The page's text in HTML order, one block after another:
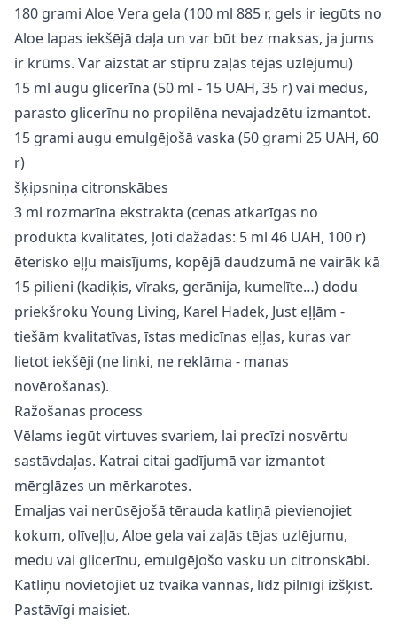
180 grami Aloe Vera gela (100 ml 885 r, gels ir iegūts no
Aloe lapas iekšējā daļa un var būt bez maksas, ja jums
ir krūms. Var aizstāt ar stipru zaļās tējas uzlējumu)
15 ml augu glicerīna (50 ml - 15 UAH, 35 r) vai medus,
parasto glicerīnu no propilēna nevajadzētu izmantot.
15 grami augu emulgējošā vaska (50 grami 25 UAH, 60
r)
šķipsniņa citronskābes
3 ml rozmarīna ekstrakta (cenas atkarīgas no
produkta kvalitātes, ļoti dažādas: 5 ml 46 UAH, 100 r)
ēterisko eļļu maisījums, kopējā daudzumā ne vairāk kā
15 pilieni (kadiķis, vīraks, gerānija, kumelīte…) dodu
priekšroku Young Living, Karel Hadek, Just eļļām -
tiešām kvalitatīvas, īstas medicīnas eļļas, kuras var
lietot iekšēji (ne linki, ne reklāma - manas
novērošanas).
Ražošanas process
Vēlams iegūt virtuves svariem, lai precīzi nosvērtu
sastāvdaļas. Katrai citai gadījumā var izmantot
mērglāzes un mērkarotes.
Emaljas vai nerūsējošā tērauda katliņā pievienojiet
kokum, olīveļļu, Aloe gela vai zaļās tējas uzlējumu,
medu vai glicerīnu, emulgējošo vasku un citronskābi.
Katliņu novietojiet uz tvaika vannas, līdz pilnīgi izšķīst.
Pastāvīgi maisiet.